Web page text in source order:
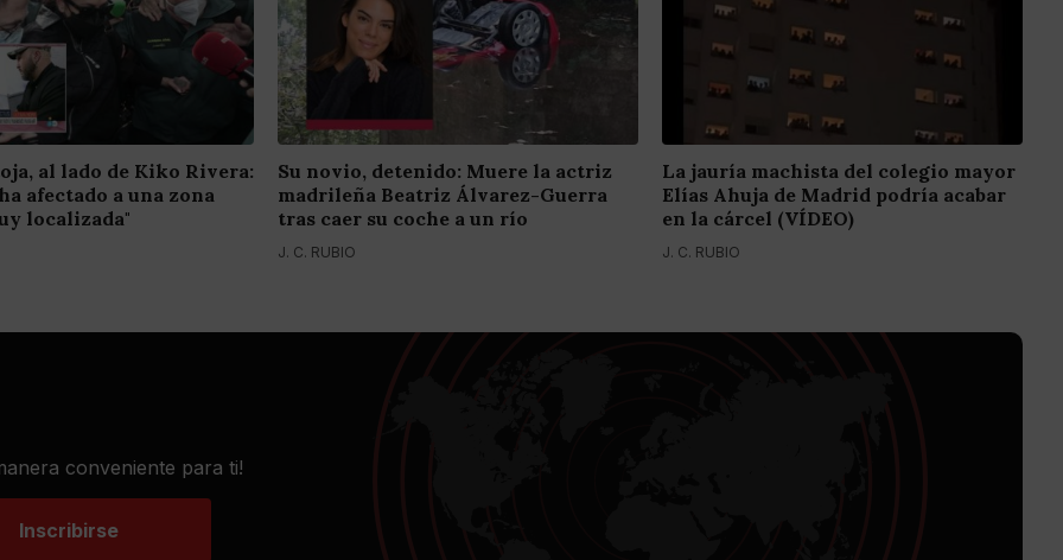
al lado de Kiko Rivera:
afectado a una zona
localizada"
Su novio, detenido: Muere la actriz
madrileña Beatriz Álvarez-Guerra
tras caer su coche a un río
J. C. RUBIO
La jauría machista del colegio mayor
Elías Ahuja de Madrid podría acabar
en la cárcel (VÍDEO)
J. C. RUBIO
conveniente para ti!
Inscribirse